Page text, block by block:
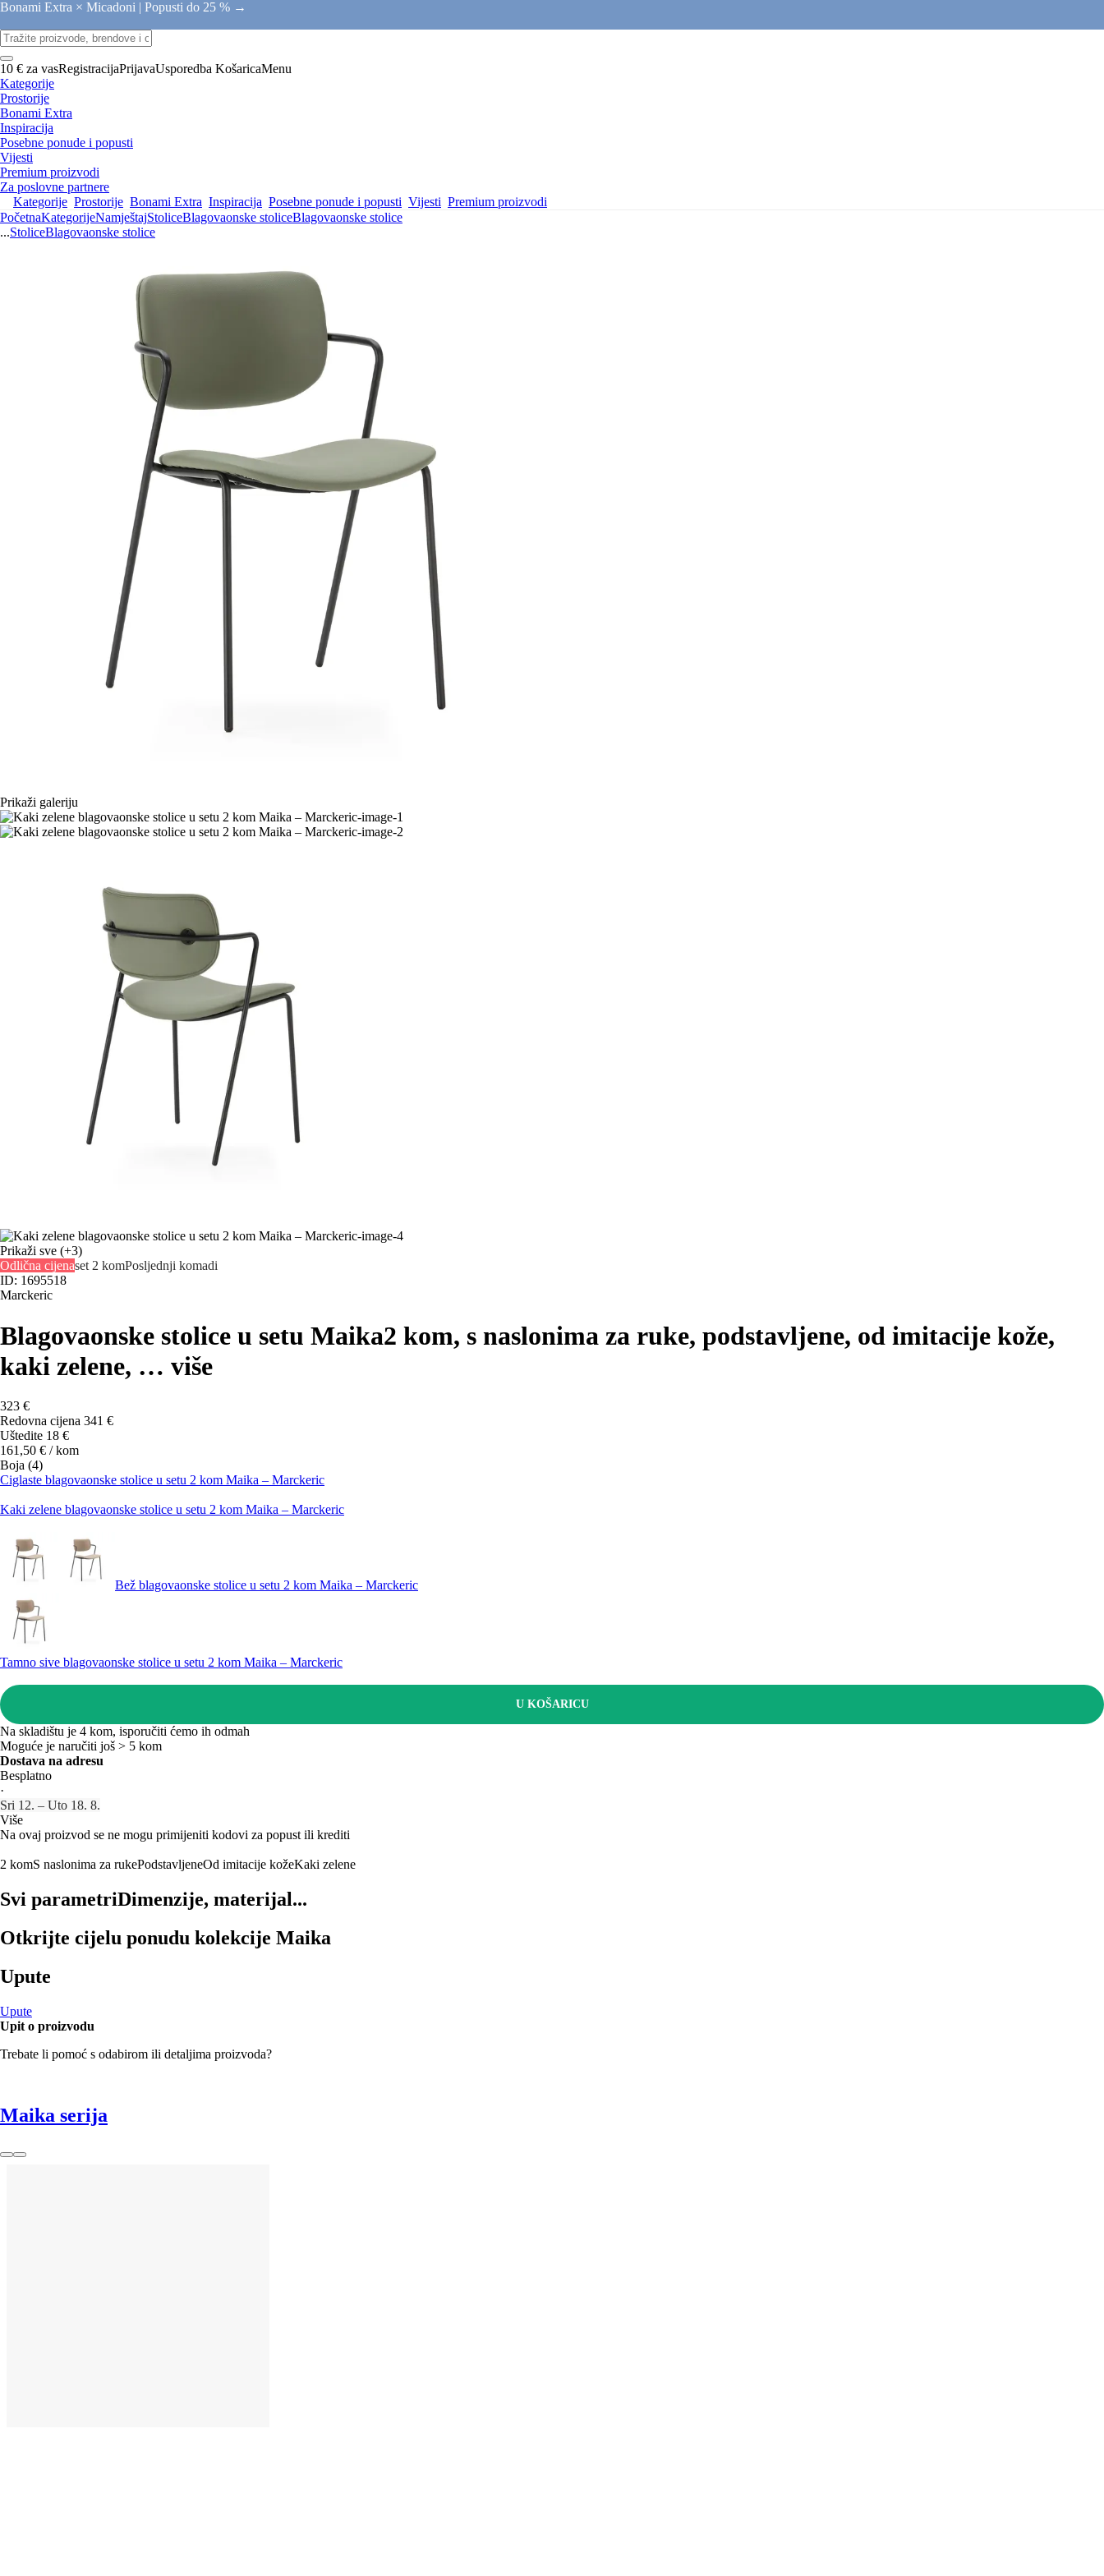
Bonami Extra × Micadoni | Popusti do 25 % →
10 € za vasRegistracijaPrijavaUsporedba KošaricaMenu
Kategorije
Prostorije
Bonami Extra
Inspiracija
Posebne ponude i popusti
Vijesti
Premium proizvodi
Za poslovne partnere
Kategorije Prostorije Bonami Extra Inspiracija Posebne ponude i popusti Vijesti Premium proizvodi
PočetnaKategorijeNamještajStoliceBlagovaonske stoliceBlagovaonske stolice
...StoliceBlagovaonske stolice
Prikaži galeriju
Prikaži sve (+3)
Odlična cijenaset 2 komPosljednji komadi
ID: 1695518
Marckeric
Blagovaonske stolice u setu Maika2 kom, s naslonima za ruke, podstavljene, od imitacije kože,
kaki zelene, … više
323 €
Redovna cijena 341 €
Uštedite 18 €
161,50 € / kom
Boja (4)
Ciglaste blagovaonske stolice u setu 2 kom Maika – Marckeric
Kaki zelene blagovaonske stolice u setu 2 kom Maika – Marckeric
Bež blagovaonske stolice u setu 2 kom Maika – Marckeric
Tamno sive blagovaonske stolice u setu 2 kom Maika – Marckeric
U KOŠARICU
Na skladištu je 4 kom, isporučiti ćemo ih odmah
Moguće je naručiti još > 5 kom
Dostava na adresu
Besplatno
·
Sri 12. – Uto 18. 8.
Više
Na ovaj proizvod se ne mogu primijeniti kodovi za popust ili krediti
2 komS naslonima za rukePodstavljeneOd imitacije kožeKaki zelene
Svi parametriDimenzije, materijal...
Otkrijte cijelu ponudu kolekcije Maika
Upute
Upute
Upit o proizvodu
Trebate li pomoć s odabirom ili detaljima proizvoda?
Maika serija